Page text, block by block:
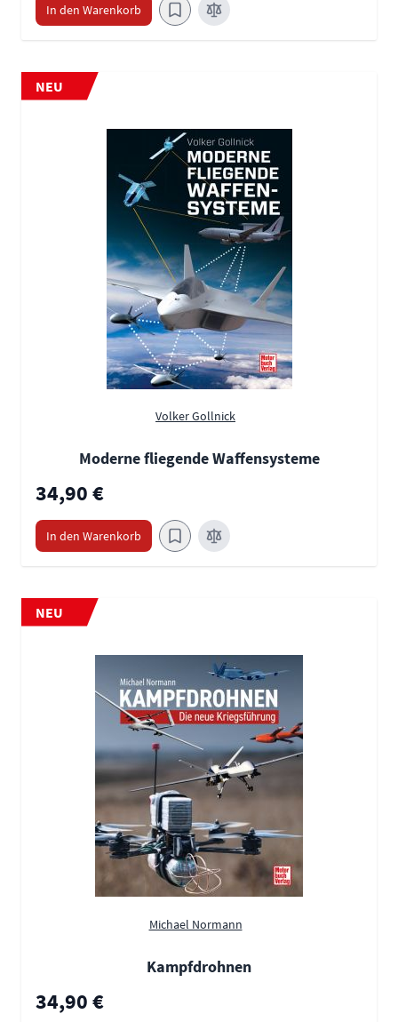
In den Warenkorb
NEU
Volker Gollnick
Moderne fliegende Waffensysteme
34,90 €
In den Warenkorb
NEU
Michael Normann
Kampfdrohnen
34,90 €